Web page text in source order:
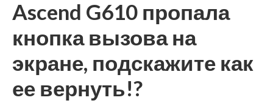
Ascend G610 пропала
кнопка вызова на
экране, подскажите как
ее вернуть!?